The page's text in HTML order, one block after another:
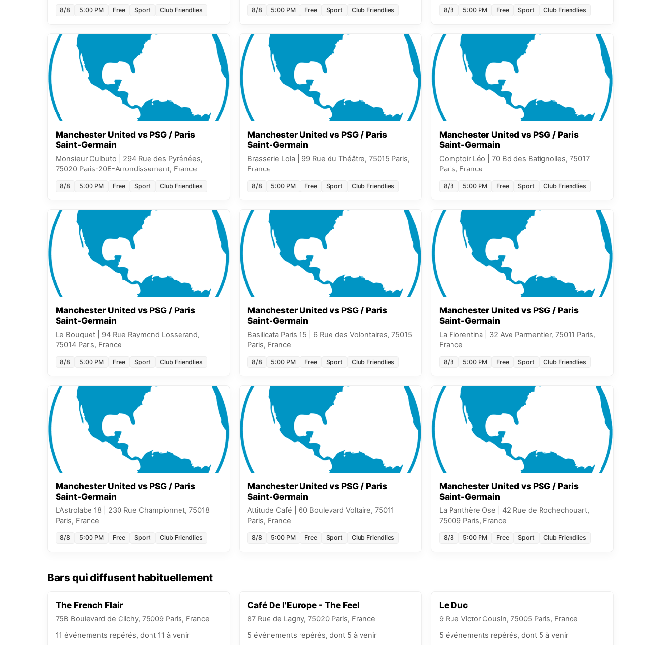
8/8 5:00 PM Free Sport Club Friendlies 8/8 5:00 PM Free Sport Club Friendlies 8/8 5:00 PM Free Sport Club Friendlies
Manchester United vs PSG / Paris
Saint-Germain
Monsieur Culbuto
294 Rue des Pyrénées,
75020 Paris-20E-Arrondissement, France
8/8 5:00 PM Free Sport Club Friendlies
Manchester United vs PSG / Paris
Saint-Germain
Brasserie Lola
99 Rue du Théâtre, 75015 Paris,
France
8/8 5:00 PM Free Sport Club Friendlies
Manchester United vs PSG / Paris
Saint-Germain
Comptoir Léo
70 Bd des Batignolles, 75017
Paris, France
8/8 5:00 PM Free Sport Club Friendlies
Manchester United vs PSG / Paris
Saint-Germain
Le Bouquet
94 Rue Raymond Losserand,
75014 Paris, France
8/8 5:00 PM Free Sport Club Friendlies
Manchester United vs PSG / Paris
Saint-Germain
Basilicata Paris 15
6 Rue des Volontaires, 75015
Paris, France
8/8 5:00 PM Free Sport Club Friendlies
Manchester United vs PSG / Paris
Saint-Germain
La Fiorentina
32 Ave Parmentier, 75011 Paris,
France
8/8 5:00 PM Free Sport Club Friendlies
Manchester United vs PSG / Paris
Saint-Germain
L’Astrolabe 18
230 Rue Championnet, 75018
Paris, France
8/8 5:00 PM Free Sport Club Friendlies
Manchester United vs PSG / Paris
Saint-Germain
Attitude Café
60 Boulevard Voltaire, 75011
Paris, France
8/8 5:00 PM Free Sport Club Friendlies
Manchester United vs PSG / Paris
Saint-Germain
La Panthère Ose
42 Rue de Rochechouart,
75009 Paris, France
8/8 5:00 PM Free Sport Club Friendlies
Bars qui diffusent habituellement
The French Flair
75B Boulevard de Clichy, 75009 Paris, France
11 événements repérés, dont 11 à venir
Café De l'Europe - The Feel
87 Rue de Lagny, 75020 Paris, France
5 événements repérés, dont 5 à venir
Le Duc
9 Rue Victor Cousin, 75005 Paris, France
5 événements repérés, dont 5 à venir